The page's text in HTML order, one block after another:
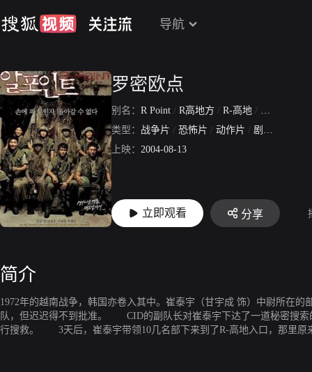
导航
罗密欧点
别名： R Point / R高地方 / R-高地 / R高地
类型： 战争片 / 恐怖片 / 动作片 / 剧情片
上映： 2004-08-13
立即观看 分享
简介
1972年的越南战争，韩国亦卷入其中。崔泰宇（甘宇成 饰）中尉所在
队，但迟迟得不到批准。 CID的副队长对崔泰宇下达了一道秘密搜索
行搜救。 3天后，崔泰宇带领10几名部下来到了R-高地入口，那里原